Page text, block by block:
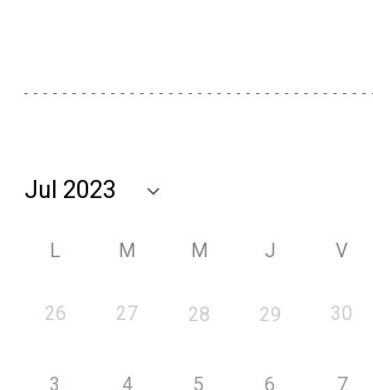
L M M J V
26 27 28 29 30
3 4 5 6 7